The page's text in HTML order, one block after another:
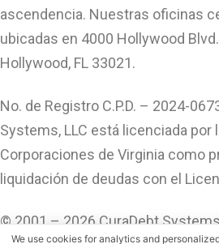
ascendencia. Nuestras oficinas
ubicadas en 4000 Hollywood
Hollywood, FL 33021.
No. de Registro C.P.D. – 2024-
Systems, LLC está licenciada por
Corporaciones de Virginia como
liquidación de deudas con el
© 2001 – 2026 CuraDebt
We use cookies for analytics and